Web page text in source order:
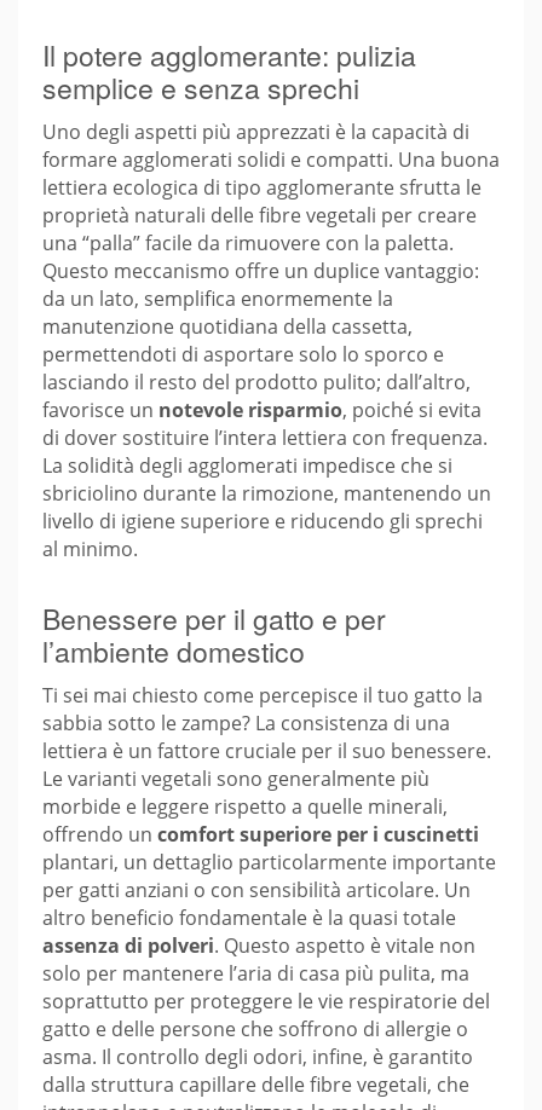
Il potere agglomerante: pulizia
semplice e senza sprechi
Uno degli aspetti più apprezzati è la capacità di
formare agglomerati solidi e compatti. Una buona
lettiera ecologica di tipo agglomerante sfrutta le
proprietà naturali delle fibre vegetali per creare
una “palla” facile da rimuovere con la paletta.
Questo meccanismo offre un duplice vantaggio:
da un lato, semplifica enormemente la
manutenzione quotidiana della cassetta,
permettendoti di asportare solo lo sporco e
lasciando il resto del prodotto pulito; dall’altro,
favorisce un notevole risparmio, poiché si evita
di dover sostituire l’intera lettiera con frequenza.
La solidità degli agglomerati impedisce che si
sbriciolino durante la rimozione, mantenendo un
livello di igiene superiore e riducendo gli sprechi
al minimo.
Benessere per il gatto e per
l’ambiente domestico
Ti sei mai chiesto come percepisce il tuo gatto la
sabbia sotto le zampe? La consistenza di una
lettiera è un fattore cruciale per il suo benessere.
Le varianti vegetali sono generalmente più
morbide e leggere rispetto a quelle minerali,
offrendo un comfort superiore per i cuscinetti
plantari, un dettaglio particolarmente importante
per gatti anziani o con sensibilità articolare. Un
altro beneficio fondamentale è la quasi totale
assenza di polveri. Questo aspetto è vitale non
solo per mantenere l’aria di casa più pulita, ma
soprattutto per proteggere le vie respiratorie del
gatto e delle persone che soffrono di allergie o
asma. Il controllo degli odori, infine, è garantito
dalla struttura capillare delle fibre vegetali, che